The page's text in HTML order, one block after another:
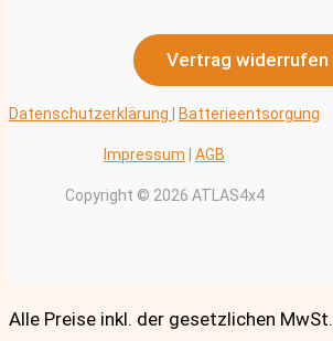
Vertrag widerrufen
Datenschutzerklärung Batterieentsorgung
Impressum AGB
Copyright © 2026 ATLAS4x4
Alle Preise inkl. der gesetzlichen MwSt.